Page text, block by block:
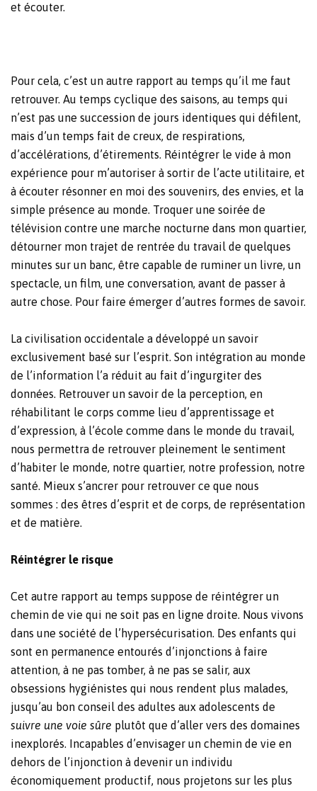
et écouter.
Pour cela, c’est un autre rapport au temps qu’il me faut
retrouver. Au temps cyclique des saisons, au temps qui
n’est pas une succession de jours identiques qui défilent,
mais d’un temps fait de creux, de respirations,
d’accélérations, d’étirements. Réintégrer le vide à mon
expérience pour m’autoriser à sortir de l’acte utilitaire, et
à écouter résonner en moi des souvenirs, des envies, et la
simple présence au monde. Troquer une soirée de
télévision contre une marche nocturne dans mon quartier,
détourner mon trajet de rentrée du travail de quelques
minutes sur un banc, être capable de ruminer un livre, un
spectacle, un film, une conversation, avant de passer à
autre chose. Pour faire émerger d’autres formes de savoir.
La civilisation occidentale a développé un savoir
exclusivement basé sur l’esprit. Son intégration au monde
de l’information l’a réduit au fait d’ingurgiter des
données. Retrouver un savoir de la perception, en
réhabilitant le corps comme lieu d’apprentissage et
d’expression, à l’école comme dans le monde du travail,
nous permettra de retrouver pleinement le sentiment
d’habiter le monde, notre quartier, notre profession, notre
santé. Mieux s’ancrer pour retrouver ce que nous
sommes : des êtres d’esprit et de corps, de représentation
et de matière.
Réintégrer le risque
Cet autre rapport au temps suppose de réintégrer un
chemin de vie qui ne soit pas en ligne droite. Nous vivons
dans une société de l’hypersécurisation. Des enfants qui
sont en permanence entourés d’injonctions à faire
attention, à ne pas tomber, à ne pas se salir, aux
obsessions hygiénistes qui nous rendent plus malades,
jusqu’au bon conseil des adultes aux adolescents de
suivre une voie sûre plutôt que d’aller vers des domaines
inexplorés. Incapables d’envisager un chemin de vie en
dehors de l’injonction à devenir un individu
économiquement productif, nous projetons sur les plus